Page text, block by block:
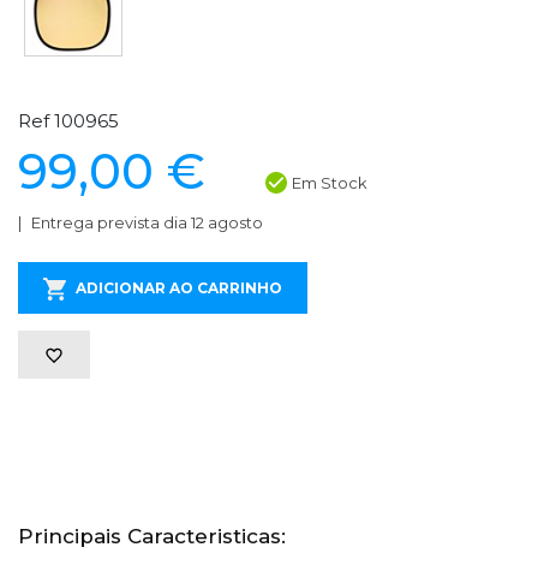
Ref 100965
99,00 € Em Stock
Entrega prevista dia 12 agosto
ADICIONAR AO CARRINHO
Principais Caracteristicas: